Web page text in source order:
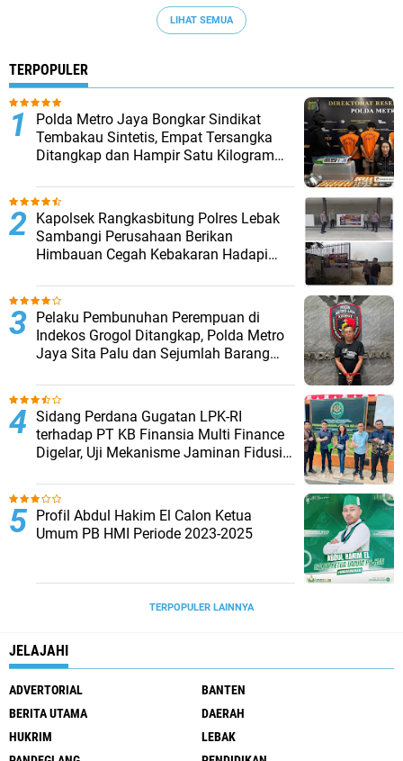
LIHAT SEMUA
TERPOPULER
‎Polda Metro Jaya Bongkar Sindikat
Tembakau Sintetis, Empat Tersangka
Ditangkap dan Hampir Satu Kilogram
Kapolsek Rangkasbitung Polres Lebak
Sambangi Perusahaan Berikan
Himbauan Cegah Kebakaran Hadapi
Pelaku Pembunuhan Perempuan di
Indekos Grogol Ditangkap, Polda Metro
Jaya Sita Palu dan Sejumlah Barang
Sidang Perdana Gugatan LPK-RI
terhadap PT KB Finansia Multi Finance
Digelar, Uji Mekanisme Jaminan Fidusia
Profil Abdul Hakim El Calon Ketua
Umum PB HMI Periode 2023-2025
TERPOPULER LAINNYA
JELAJAHI
ADVERTORIAL
BANTEN
BERITA UTAMA
DAERAH
HUKRIM
LEBAK